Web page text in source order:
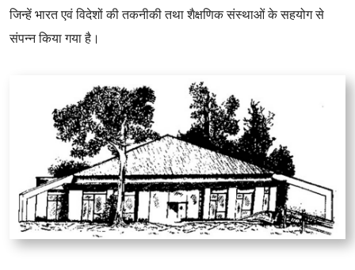
जिन्हें भारत एवं विदेशों की तकनीकी तथा शैक्षणिक संस्थाओं के सहयोग से
संपन्न किया गया है।